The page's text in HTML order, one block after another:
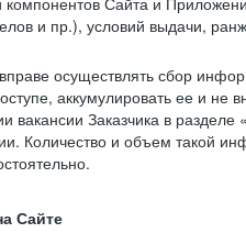
и пр.), условий выдачи,
осуществлять сбор
аккумулировать ее и не
вакансии Заказчика в
Количество и объем такой
Сайте